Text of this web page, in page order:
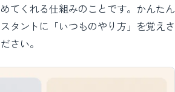
てくれる仕組みのことです。かんたん
タントに「いつものやり方」を覚えさ
さい。